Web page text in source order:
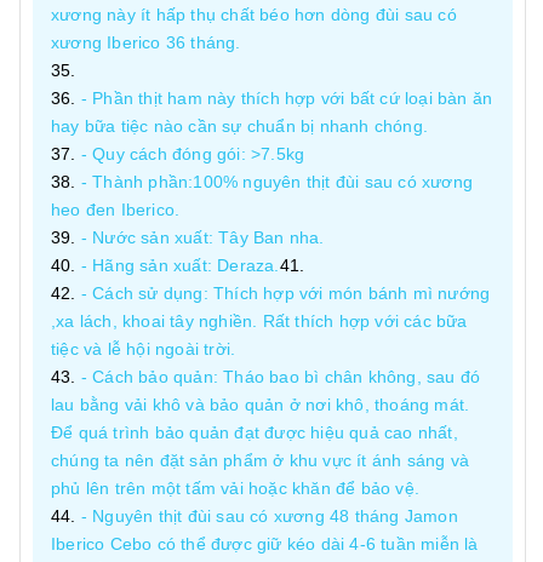
xương này ít hấp thụ chất béo hơn dòng đùi sau có
xương Iberico 36 tháng.
- Phần thịt ham này thích hợp với bất cứ loại bàn ăn
hay bữa tiệc nào cần sự chuẩn bị nhanh chóng.
- Quy cách đóng gói: >7.5kg
- Thành phần:100% nguyên thịt đùi sau có xương
heo đen Iberico.
- Nước sản xuất: Tây Ban nha.
- Hãng sản xuất: Deraza.
- Cách sử dụng: Thích hợp với món bánh mì nướng
,xa lách, khoai tây nghiền. Rất thích hợp với các bữa
tiệc và lễ hội ngoài trời.
- Cách bảo quản: Tháo bao bì chân không, sau đó
lau bằng vải khô và bảo quản ở nơi khô, thoáng mát.
Để quá trình bảo quản đạt được hiệu quả cao nhất,
chúng ta nên đặt sản phẩm ở khu vực ít ánh sáng và
phủ lên trên một tấm vải hoặc khăn để bảo vệ.
- Nguyên thịt đùi sau có xương 48 tháng Jamon
Iberico Cebo có thể được giữ kéo dài 4-6 tuần miễn là